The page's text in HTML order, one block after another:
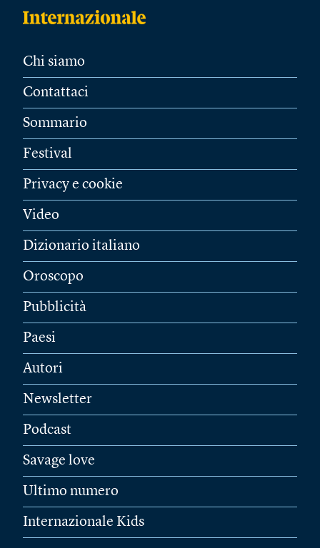
Chi siamo
Contattaci
Sommario
Festival
Privacy e cookie
Video
Dizionario italiano
Oroscopo
Pubblicità
Paesi
Autori
Newsletter
Podcast
Savage love
Ultimo numero
Internazionale Kids